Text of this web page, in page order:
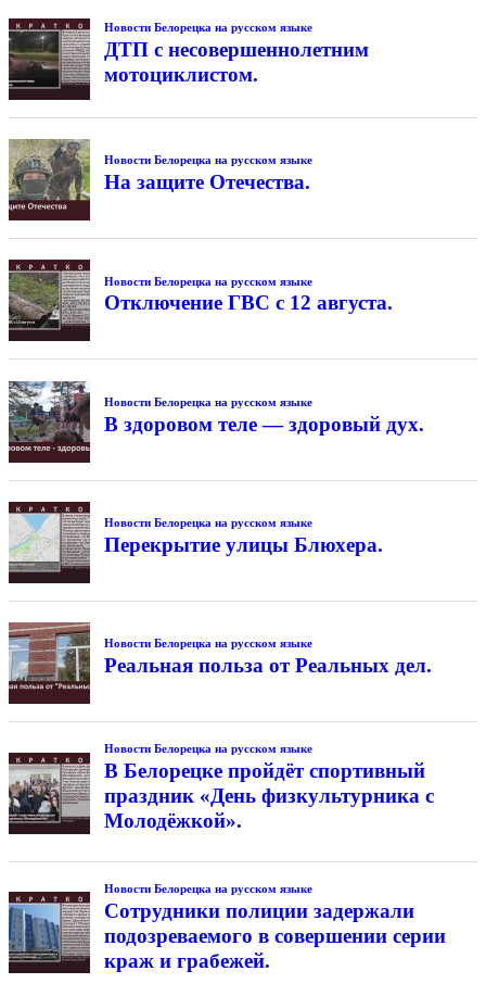
Новости Белорецка на русском языке
ДТП с несовершеннолетним
мотоциклистом.
Новости Белорецка на русском языке
На защите Отечества.
Новости Белорецка на русском языке
Отключение ГВС с 12 августа.
Новости Белорецка на русском языке
В здоровом теле — здоровый дух.
Новости Белорецка на русском языке
Перекрытие улицы Блюхера.
Новости Белорецка на русском языке
Реальная польза от Реальных дел.
Новости Белорецка на русском языке
В Белорецке пройдёт спортивный
праздник «День физкультурника с
Молодёжкой».
Новости Белорецка на русском языке
Сотрудники полиции задержали
подозреваемого в совершении серии
краж и грабежей.